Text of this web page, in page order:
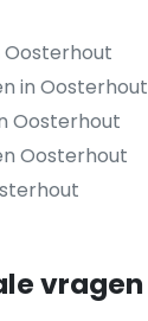
in Oosterhout
Oosterhout
Oosterhout
vragen